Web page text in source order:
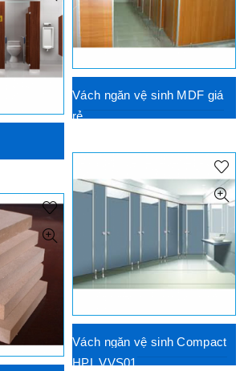
Vách ngăn vệ sinh MDF giá
rẻ
Vách ngăn vệ sinh Compact
HPL VVS01